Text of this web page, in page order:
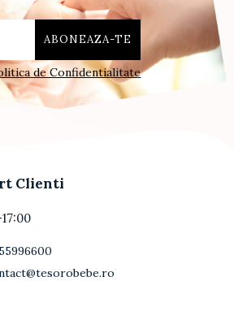
de Confidentialitate
Clienti